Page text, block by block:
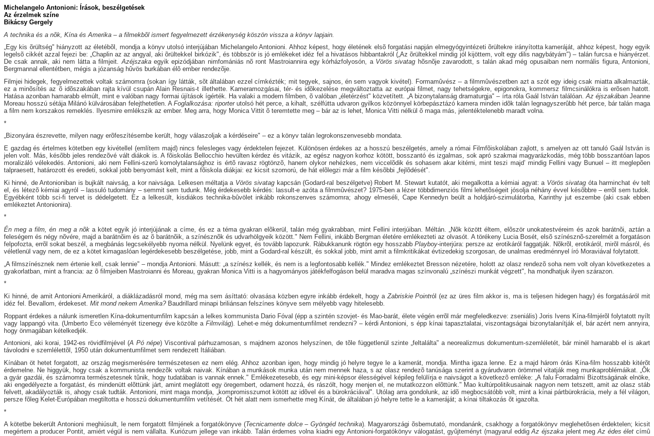
Michelangelo Antonioni: Írások, beszélgetések
Az érzelmek színe
Bikácsy Gergely
A technika és a nõk, Kína és Amerika – a filmekbõl ismert fegyelmezett érzékenység köszön vissza a könyv lapjain.
„Egy kis õrültség" hiányzott az életébõl, mondja a könyv utolsó interjújában Michelangelo Antonioni. Ahhoz képest, hogy életének elsõ forgatási napján elmegyógyintézeti õrültekre irányította kameráját, ahhoz képest, hogy egyik
legelsõ cikkét azzal fejezi be: „Chaplin az az angyal, aki õrültekkel birkózik", és többször is jó emlékeket idéz fel a hivatásos hibbantakról („Az õrültekkel mindig jól kijöttem, volt egy dilis nagybátyám") – talán furcsa e hiányérzet.
De csak annak, aki nem látta a filmjeit.Azéjszakaegyik epizódjában nimfomániás nõ ront Mastroiannira egy kórházfolyosón, a Vörös sivatag hõsnõje zavarodott, s talán akad még opusaiban nem normális figura, Antonioni,
Bergmannal ellentétben, mégis a józanság hûvös burkában élõ ember rendezõje.
Filmjei hidegek, fegyelmezettek voltak számomra (sokan így látták, sõt általában ezzel címkézték; mit tegyek, sajnos, én sem vagyok kivétel). Formamûvész -- a filmmûvészetben azt a szót egy ideig csak miatta alkalmazták,
ez a minõsítés az õ idõszakában rajta kívül csupán Alain Resnais-t illethette. Kameramozgásai, tér- és idõkezelése megváltoztatta az európai filmet, nagy tehetségekre, epigonokra, kommersz filmcsinálókra is erõsen hatott.
Hatása azonban hamarabb elmúlt, mint e valóban nagy formai újítások ígérték. Ha valaki a modern filmben, õ valóban „életérzést" közvetített. „A bizonytalanság dramaturgja" – írta róla Gaál István találóan. Az éjszakában Jeanne
Moreau hosszú sétája Milánó külvárosában felejthetetlen. A Foglalkozása: riporter utolsó hét perce, a kihalt, szélfútta udvaron gyilkos közönnyel körbepásztázó kamera minden idõk talán legnagyszerûbb hét perce, bár talán maga
a film nem korszakos remeklés. Ilyesmire emlékszik az ember. Meg arra, hogy Monica Vittit õ teremtette meg – bár az is lehet, Monica Vitti nélkül õ maga más, jelentéktelenebb maradt volna.
*
„Bizonyára észrevette, milyen nagy erõfeszítésembe került, hogy válaszoljak a kérdéseire" – ez a könyv talán legrokonszenvesebb mondata.
E gazdag és értelmes kötetben egy kivétellel (említem majd) nincs felesleges vagy érdektelen fejezet. Különösen érdekes az a hosszú beszélgetés, amely a római Filmfõiskolában zajlott, s amelyen az ott tanuló Gaál István is
jelen volt. Más, késõbb jeles rendezõvé vált diákok is. A fõiskolás Bellocchio hevülten kérdez és vitázik, az egész nagyon korhoz kötött, bosszantó és izgalmas, sok apró szakmai magyarázkodás, még több bosszantóan lapos
moralizáló vélekedés. Antonioni, aki nem Fellini-szerû komolytalansághoz is értõ ravasz rögtönzõ, hanem olykor nehézkes, nem viccelõdik és sohasem akar kitérni, mint teszi majd’ mindig Fellini vagy Bunuel – itt meglepõen
talpraesett, határozott és eredeti, sokkal jobb benyomást kelt, mint a fõiskola diákjai: ez kicsit szomorú, de hát elõlegzi már a film késõbbi „fejlõdését".
Ki hinné, de Antonioniban is bujkált naivság, a kor naivsága. Lelkesen méltatja a Vörös sivatag kapcsán (Godard-ral beszélgetve) Robert M. Stewart kutatót, aki megalkotta a kémiai agyat: a Vörös sivatag óta harminchat év telt
el, és létezõ kémiai agyról – lassuló tudomány – semmit sem tudunk. Még érdekesebb kérdés: lassult-e azóta a filmmûvészet? 1975-ben a lézer többdimenziós filmi lehetõségeit jósolja néhány évvel késõbbre – errõl sem tudok.
Egyébként több sci-fi tervet is dédelgetett. Ez a lelkesült, kisdiákos technika-bûvölet inkább rokonszenves számomra; ahogy elmeséli, Cape Kennedyn beült a holdjáró-szimulátorba, Karinthy jut eszembe (aki csak ebben
emlékeztet Antonionira).
*
Én meg a film, én meg a nõk a kötet egyik jó interjújának a címe, és ez a téma gyakran elõkerül, talán még gyakrabban, mint Fellini interjúiban. Méltán. „Nõk között éltem, elõször unokatestvéreim és azok barátnõi, aztán a
feleségem és négy nõvére, majd a barátnõim és az õ barátnõik, a színésznõk és udvarhölgyeik között." Nem Fellini, inkább Bergman életére emlékezteti az olvasót. A törékeny Lucia Bosét, elsõ színésznõ-szerelmét a forgatáson
felpofozta, errõl sokat beszél, a megbánás legcsekélyebb nyoma nélkül. Nyelünk egyet, és tovább lapozunk. Rábukkanunk rögtön egy hosszabbPlayboy-interjúra: persze az erotikáról faggatják. Nõkrõl, erotikáról, mirõl másról, és
véletlenül vagy nem, de ez a kötet kimagaslóan legérdekesebb beszélgetése, jobb, mint a Godard-ral készült, és sokkal jobb, mint amit a filmkritikákat évtizedekig szorgosan, de unalmas eredménnyel író Moraviával folytatott.
„A filmszínésznek nem értenie kell, csak lennie" – mondja Antonioni. Másutt: „a színész kellék, és nem is a legfontosabb kellék." Mindez emlékeztet Bresson nézetére, holott az olasz rendezõ soha nem volt olyan következetes a
gyakorlatban, mint a francia: az õ filmjeiben Mastroianni és Moreau, gyakran Monica Vitti is a hagyományos játékfelfogáson belül maradva magas színvonalú „színészi munkát végzett", ha mondhatjuk ilyen szárazon.
*
Ki hinné, de amit Antonioni Amerikáról, a diáklázadásról mond, még ma sem ásíttató: olvasása közben egyre inkább érdekelt, hogy a Zabriskie Pointról (ez az üres film akkor is, ma is teljesen hidegen hagy) és forgatásáról mit
idéz fel. Bevallom, érdekeset. Mit mond nekem Amerika?Baudrillard minapi briliánsan felszínes könyve sem mélyebb vagy hitelesebb.
Roppant érdekes a nálunk ismeretlen Kína-dokumentumfilm kapcsán a lelkes kommunista Dario Fóval (épp a szintén szovjet- és Mao-barát, élete végén errõl már megfeledkezve: zseniális) Joris Ivens Kína-filmjérõl folytatott nyílt
vagy lappangó vita. (Umberto Eco véleményét tizenegy éve közölte a Filmvilág). Lehet-e még dokumentumfilmet rendezni? – kérdi Antonioni, s épp kínai tapasztalatai, viszontagságai bizonytalanítják el, bár azért nem annyira,
hogy önmagában kételkedjék.
Antonioni, aki korai, 1942-es rövidfilmjével (A Pó népe) Viscontival párhuzamosan, s majdnem azonos helyszínen, de tõle függetlenül szinte „feltalálta" a neorealizmus dokumentum-szemléletét, bár minél hamarabb el is akart
távolodni e szemlélettõl, 1950 után dokumentumfilmet sem rendezett Itáliában.
Kínában öt hetet forgatott, az ország megismerésére természetesen ez nem elég. Ahhoz azonban igen, hogy mindig jó helyre tegye le a kamerát, mondja. Mintha igaza lenne. Ez a majd három órás Kína-film hosszabb kitérõt
érdemelne. Ne higgyük, hogy csak a kommunista rendezõk voltak naivak. Kínában a munkások munka után nem mennek haza, s az olasz rendezõ tanúsága szerint a gyárudvaron örömmel vitatják meg munkaproblémáikat. „Õk
a gyár gazdái, és számomra természetesnek tûnik, hogy tudatában is vannak ennek." Emlékezetesebb, és egy mini-képsor élességével képileg felülírja e naivságot a következõ emléke: „A falu Forradalmi Bizottságának elnöke,
aki engedélyezte a forgatást, és mindenütt elõttünk járt, amint meglátott egy öregembert, odament hozzá, és rászólt, hogy menjen el, ne mutatkozzon elõttünk." Mao kultúrpolitikusainak nagyon nem tetszett, amit az olasz stáb
felvett, akadályozták is, ahogy csak tudták. Antonioni, mint maga mondja, „kompromisszumot kötött az idõvel és a bürokráciával". Utólag arra gondolunk, az idõ megbocsátóbb volt, mint a kínai pártbürokrácia, mely a fél világon,
persze fõleg Kelet-Európában megtiltotta e hosszú dokumentumfilm vetítését. Öt hét alatt nem ismerhette meg Kínát, de általában jó helyre tette le a kameráját; a kínai tiltakozás õt igazolta.
*
A kötetbe bekerült Antonioni meghiúsult, le nem forgatott filmjének a forgatókönyve (Tecnicamente dolce – Gyöngéd technika). Magyarországi õsbemutató, mondanánk, csakhogy a forgatókönyv meglehetõsen érdektelen; kicsit
megértem a producer Pontit, amiért végül is nem vállalta. Kuriózum jellege van inkább. Talán érdemes volna kiadni egy Antonioni-forgatókönyv válogatást, gyûjteményt (magyarul eddigAz éjszaka jelent megAz édes életcímû